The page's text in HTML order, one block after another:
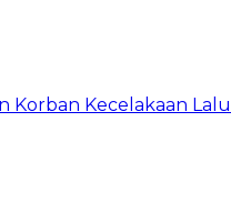
Kecelakaan